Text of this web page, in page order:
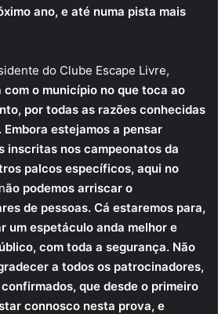
ano, e até numa pista mais
do Clube Escape Livre,
com o município no que toca ao
por todas as razões conhecidas
estejamos a pensar
inscritas nos campeonatos da
palcos específicos, aqui no
não podemos arriscar o
de pessoas. Cá estaremos para,
um espetáculo anda melhor e
com toda a segurança. Não
a todos os patrocinadores,
que desde o primeiro
connosco nesta prova, e